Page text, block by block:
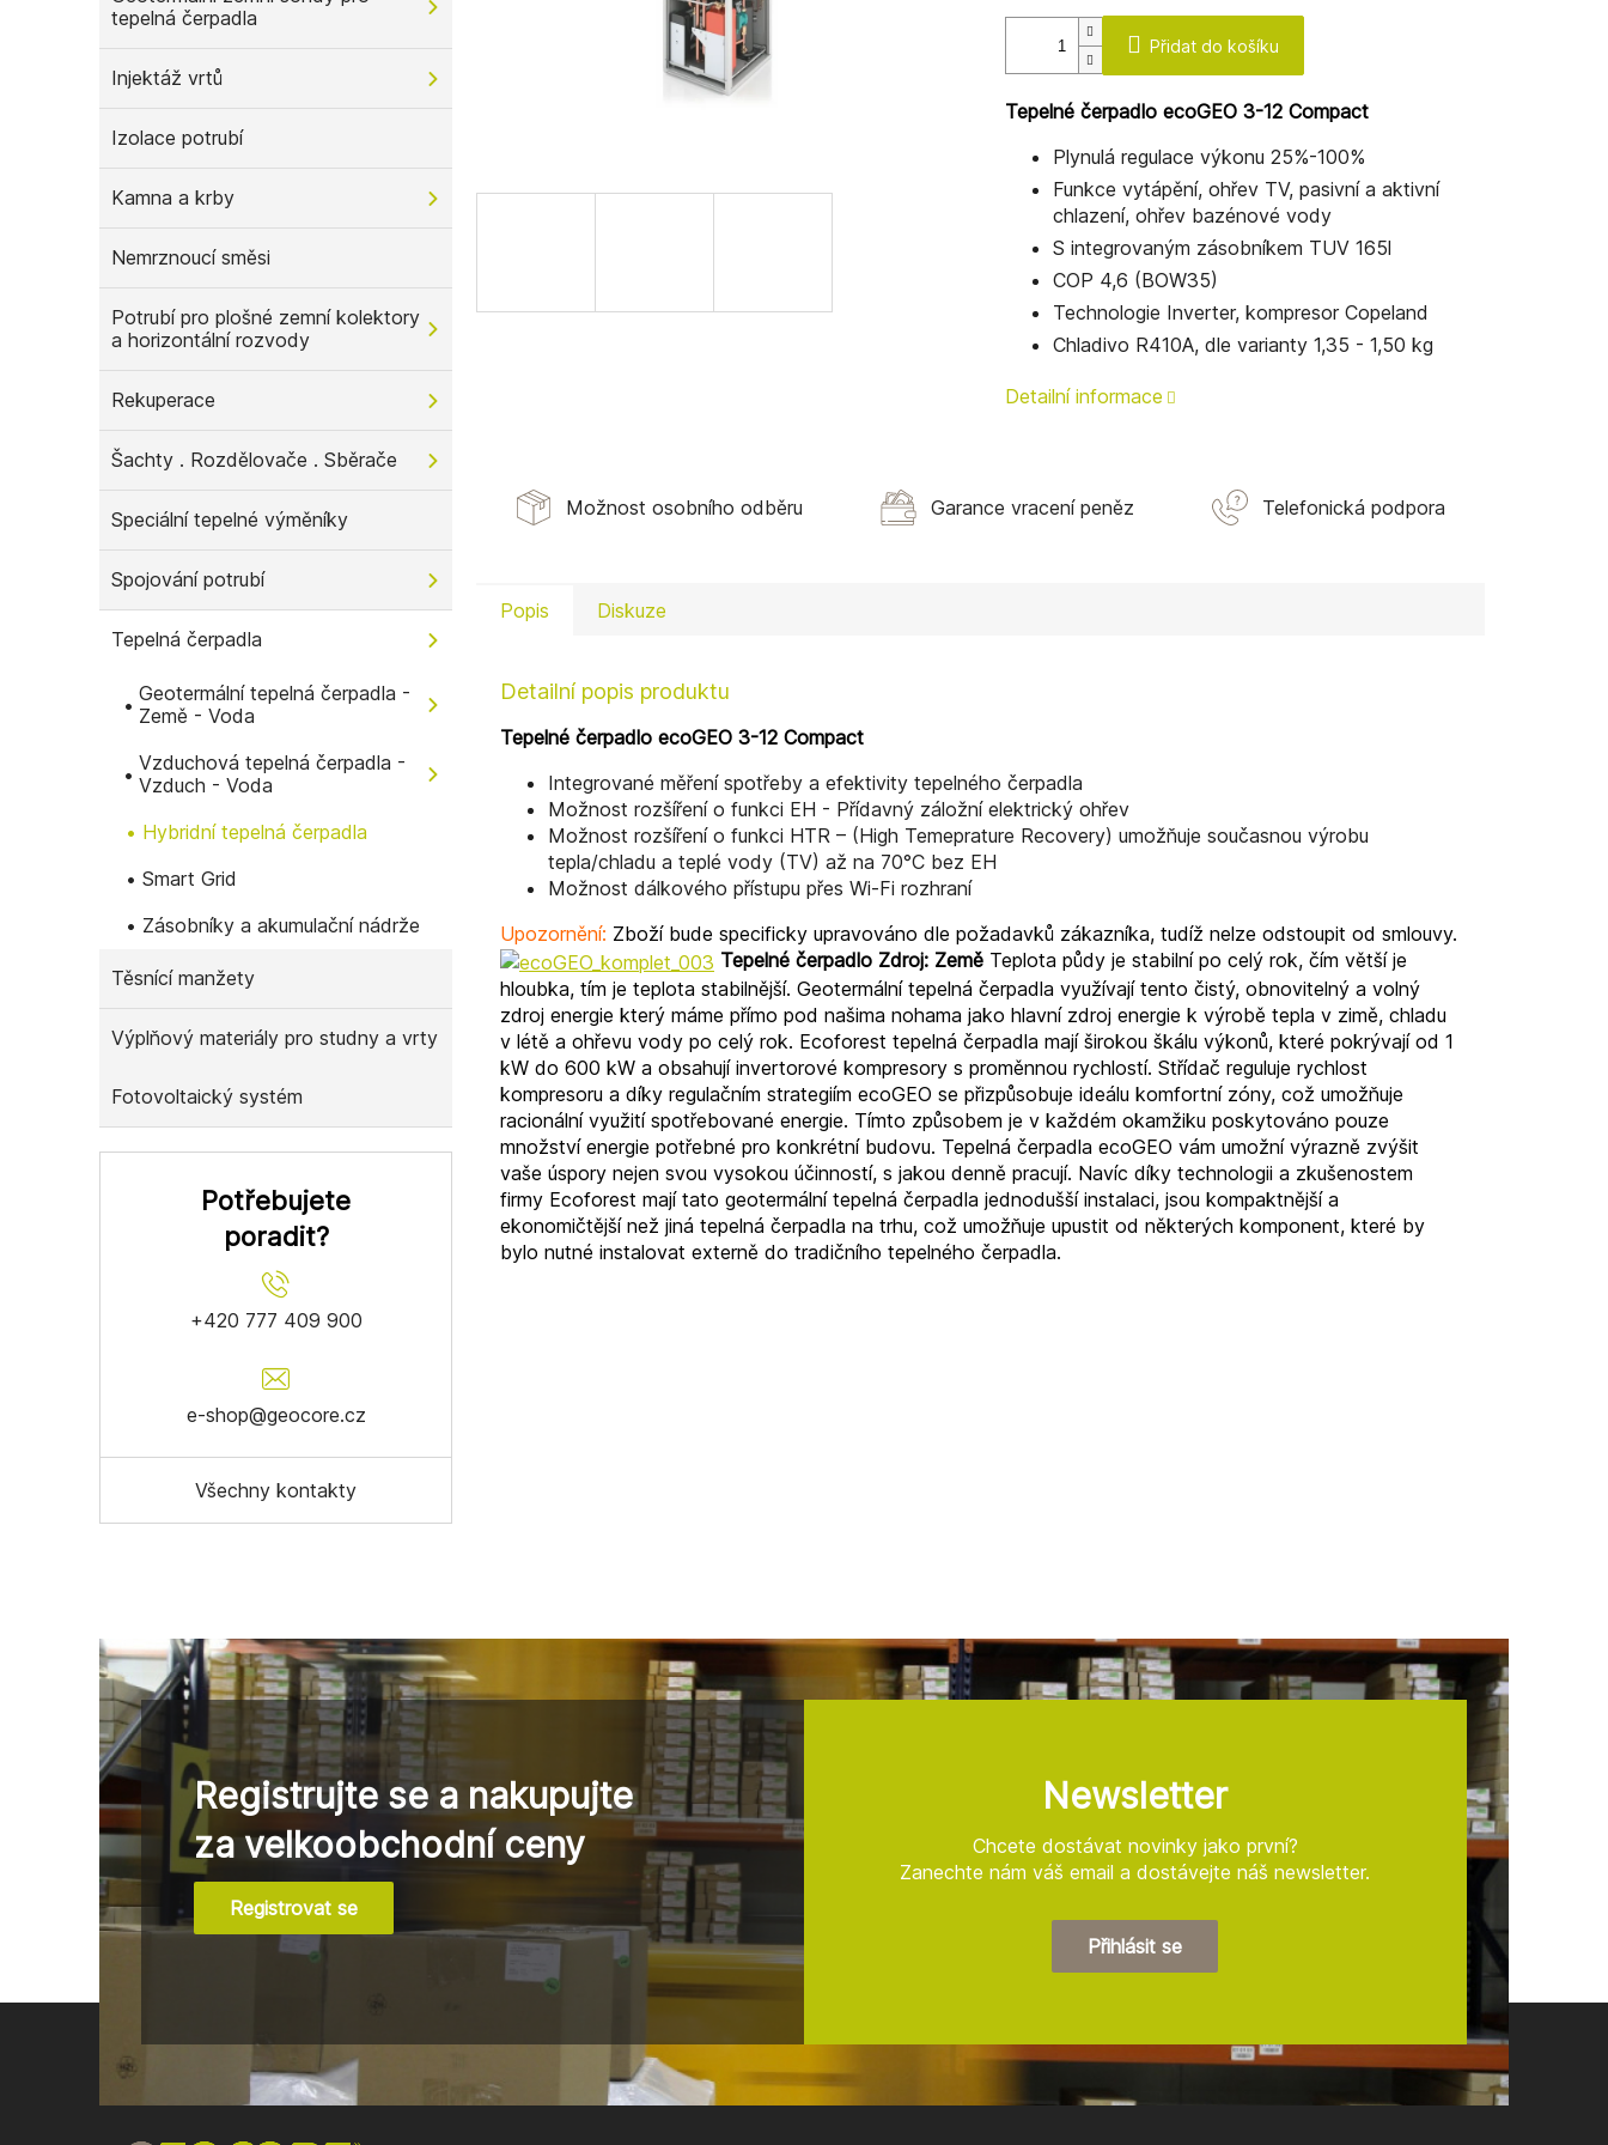
ntepelná čerpadla
Injektáž vrtů
Izolace potrubí
Kamna a krby
Nemrznoucí směsi
Potrubí pro plošné zemní kolektory
a horizontální rozvody
Rekuperace
Šachty . Rozdělovače . Sběrače
Speciální tepelné výměníky
Spojování potrubí
Tepelná čerpadla
Geotermální tepelná čerpadla -
Země - Voda
Vzduchová tepelná čerpadla -
Vzduch - Voda
Hybridní tepelná čerpadla
Smart Grid
Zásobníky a akumulační nádrže
Těsnící manžety
Výplňový materiály pro studny a vrty
Fotovoltaický systém
Potřebujete
poradit?
+420 777 409 900
e-shop@geocore.cz
Všechny kontakty
Přidat do košíku
Tepelné čerpadlo ecoGEO 3-12 Compact
Plynulá regulace výkonu 25%-100%
Funkce vytápění, ohřev TV, pasivní a aktivní
chlazení, ohřev bazénové vody
S integrovaným zásobníkem TUV 165l
COP 4,6 (BOW35)
Technologie Inverter, kompresor Copeland
Chladivo R410A, dle varianty 1,35 - 1,50 kg
Detailní informace
Možnost osobního odběru Garance vracení peněz Telefonická podpora
Popis Diskuze
Detailní popis produktu
Tepelné čerpadlo ecoGEO 3-12 Compact
Integrované měření spotřeby a efektivity tepelného čerpadla
Možnost rozšíření o funkci EH - Přídavný záložní elektrický ohřev
Možnost rozšíření o funkci HTR – (High Temeprature Recovery) umožňuje současnou výrobu
tepla/chladu a teplé vody (TV) až na 70°C bez EH
Možnost dálkového přístupu přes Wi-Fi rozhraní
Upozornění: Zboží bude specificky upravováno dle požadavků zákazníka, tudíž nelze odstoupit od smlouvy.
Tepelné čerpadlo Zdroj: Země Teplota půdy je stabilní po celý rok, čím větší je
hloubka, tím je teplota stabilnější. Geotermální tepelná čerpadla využívají tento čistý, obnovitelný a volný
zdroj energie který máme přímo pod našima nohama jako hlavní zdroj energie k výrobě tepla v zimě, chladu
v létě a ohřevu vody po celý rok. Ecoforest tepelná čerpadla mají širokou škálu výkonů, které pokrývají od 1
kW do 600 kW a obsahují invertorové kompresory s proměnnou rychlostí. Střídač reguluje rychlost
kompresoru a díky regulačním strategiím ecoGEO se přizpůsobuje ideálu komfortní zóny, což umožňuje
racionální využití spotřebované energie. Tímto způsobem je v každém okamžiku poskytováno pouze
množství energie potřebné pro konkrétní budovu. Tepelná čerpadla ecoGEO vám umožní výrazně zvýšit
vaše úspory nejen svou vysokou účinností, s jakou denně pracují. Navíc díky technologii a zkušenostem
firmy Ecoforest mají tato geotermální tepelná čerpadla jednodušší instalaci, jsou kompaktnější a
ekonomičtější než jiná tepelná čerpadla na trhu, což umožňuje upustit od některých komponent, které by
bylo nutné instalovat externě do tradičního tepelného čerpadla.
Registrujte se a nakupujte
za velkoobchodní ceny
Registrovat se
Newsletter
Chcete dostávat novinky jako první?
Zanechte nám váš email a dostávejte náš newsletter.
Přihlásit se